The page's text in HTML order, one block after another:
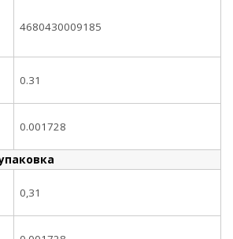
4680430009185
0.31
0.001728
0,31